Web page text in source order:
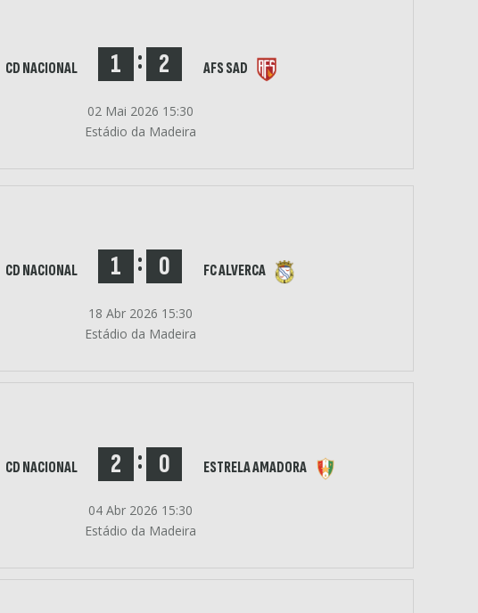
CD NACIONAL 1 : 2 AFS SAD
02 Mai 2026 15:30
Estádio da Madeira
CD NACIONAL 1 : 0 FC ALVERCA
18 Abr 2026 15:30
Estádio da Madeira
CD NACIONAL 2 : 0 ESTRELA AMADORA
04 Abr 2026 15:30
Estádio da Madeira